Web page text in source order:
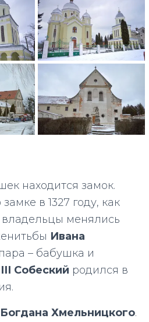
находится замок.
в 1327 году, как
владельцы менялись
Ивана
– бабушка и
Собеский родился в
Богдана Хмельницкого.